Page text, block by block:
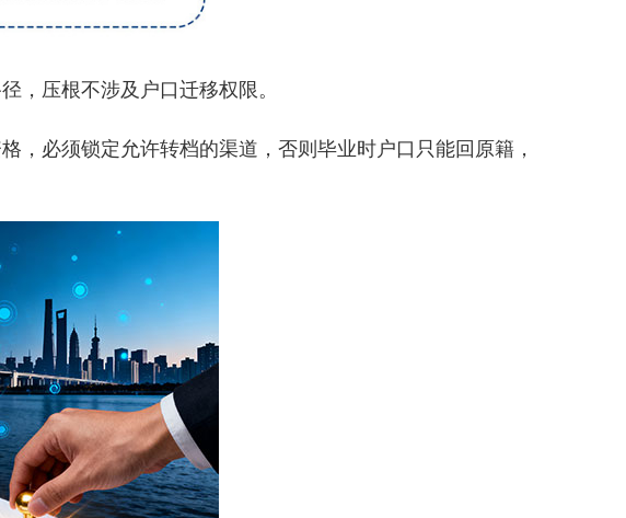
，压根不涉及户口迁移权限。
必须锁定允许转档的渠道，否则毕业时户口只能回原籍，